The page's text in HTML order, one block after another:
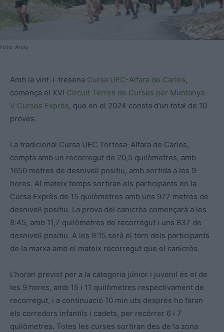
Foto: Arxiu
Amb la vint-i-tresena Cursa UEC-Alfara de Carles,
comença el XVI Circuit Terres de Curses per Muntanya-
V Curses Exprès, que en el 2024 consta d’un total de 10
proves.
La tradicional Cursa UEC Tortosa-Alfara de Carles,
compta amb un recorregut de 20,5 quilòmetres, amb
1650 metres de desnivell positiu, amb sortida a les 9
hores. Al mateix temps sortiran els participants en la
Cursa Exprès de 15 quilòmetres amb uns 977 metres de
desnivell positiu. La prova del canicròs començarà a les
8:45, amb 11,7 quilòmetres de recorregut i uns 837 de
desnivell positiu. A les 9:15 serà el torn dels participants
de la marxa amb el mateix recorregut que el canicròs.
L’horari previst per a la categoria júnior i juvenil és el de
les 9 hores, amb 15 i 11 quilòmetres respectivament de
recorregut, i a continuació 10 min uts després ho faran
els corredors infantils i cadets, per recórrer 6 i 7
quilòmetres. Totes les curses sortiran des de la zona